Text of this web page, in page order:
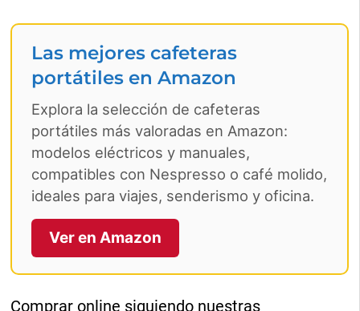
Las mejores cafeteras
portátiles en Amazon
Explora la selección de cafeteras
portátiles más valoradas en Amazon:
modelos eléctricos y manuales,
compatibles con Nespresso o café molido,
ideales para viajes, senderismo y oficina.
Ver en Amazon
Comprar online siguiendo nuestras